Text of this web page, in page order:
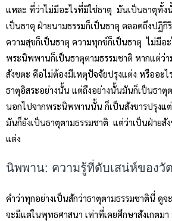
แหละ ที่ว่าไม่มีอะไรที่มิใช่ธาตุ มันเป็นธาตุทั้ง
เป็นธาตุ ฝ่ายนามธรรมก็เป็นธาตุ ตลอดถึงปฏิกิ
ความสุขก็เป็นธาตุ ความทุกข์ก็เป็นธาตุ ไม่มีอ
พระนิพพานก็เป็นธาตุตามธรรมชาติ หากแต่ว่
สังขตะ คือไม่ต้องมีเหตุปัจจัยปรุงแต่ง หรืออะไ
ธาตุอิสระอย่างนั้น แต่ถึงอย่างนั้นมันก็เป็นธาตุ
นอกไปจากพระนิพพานนั้น ก็เป็นสังขารปรุงแ
มันก็ยังเป็นธาตุตามธรรมชาติ แต่ว่าเป็นฝ่ายสั
แต่ง
นิพพาน: ความรู้ที่ดับเสน่ห์ของวั
คำว่าทุกอย่างเป็นสักว่าธาตุตามธรรมชาตินี่ ดู
จะมีแต่ในพุทธศาสนา เท่าที่เคยศึกษาสังเกต